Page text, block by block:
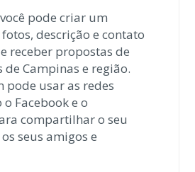
pode criar um
descrição e contato
receber propostas de
Campinas e região.
pode usar as redes
Facebook e o
compartilhar o seu
seus amigos e